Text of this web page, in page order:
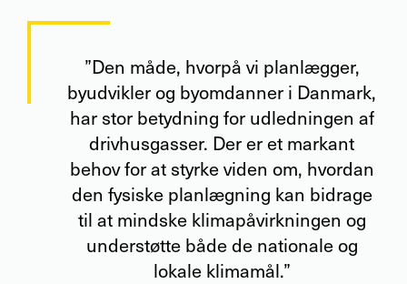
”Den måde, hvorpå vi planlægger,
byudvikler og byomdanner i Danmark,
har stor betydning for udledningen af
drivhusgasser. Der er et markant
behov for at styrke viden om, hvordan
den fysiske planlægning kan bidrage
til at mindske klimapåvirkningen og
understøtte både de nationale og
lokale klimamål.”